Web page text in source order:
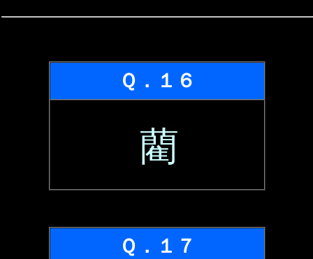
Ｑ．１６
藺
Ｑ．１７